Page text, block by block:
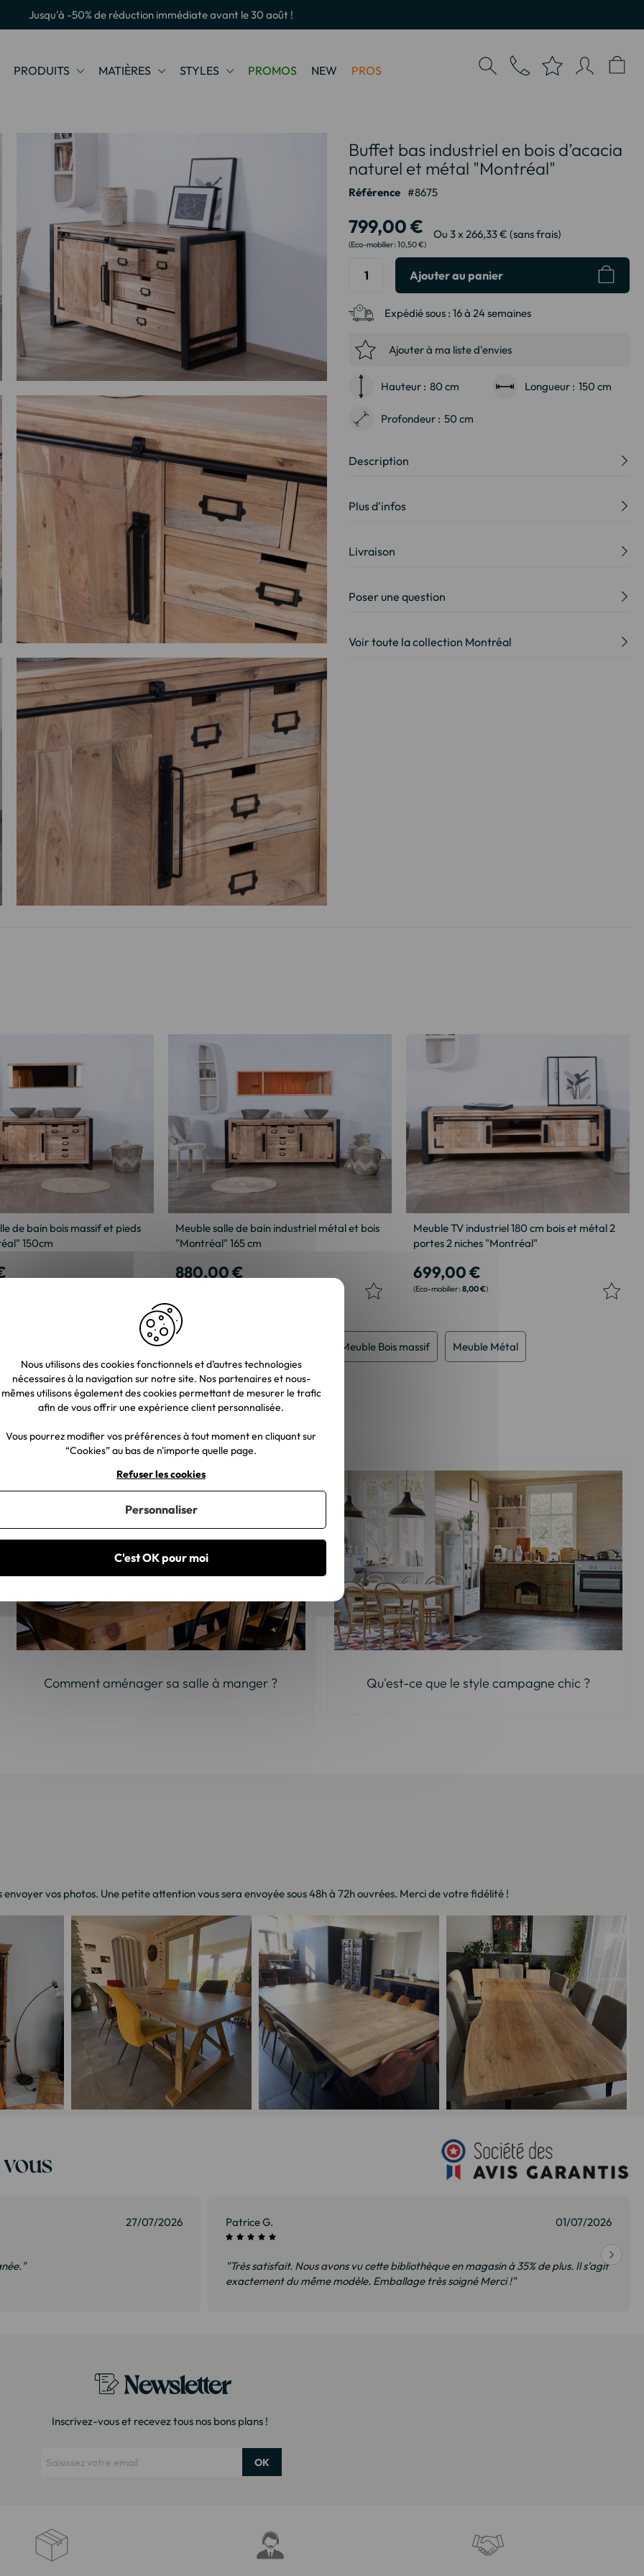
Jusqu'à -50% de réduction immédiate avant le 30 août !
PRODUITS MATIÈRES STYLES PROMOS NEW PROS
Buffet bas industriel en bois d’acacia
naturel et métal "Montréal"
Référence 8675
799,00 €
10,50 €
Ou 3 x 266,33 € (sans frais)
Ajouter au panier
Expédié sous : 16 à 24 semaines
Ajouter à ma liste d'envies
Hauteur : 80 cm Longueur : 150 cm
Profondeur : 50 cm
Description
Plus d'infos
Livraison
Poser une question
Voir toute la collection Montréal
de bain bois massif et pieds
150cm
Meuble salle de bain industriel métal et bois
"Montréal" 165 cm
880,00 €
Meuble TV industriel 180 cm bois et métal 2
portes 2 niches "Montréal"
699,00 €
8,00 €
Buffet salle à manger Meuble Bois massif Meuble Métal
à manger Meuble industriel
Comment aménager sa salle à manger ? Qu'est-ce que le style campagne chic ?
envoyer vos photos. Une petite attention vous sera envoyée sous 48h à 72h ouvrées. Merci de votre fidélité !
01/07/2026
en magasin à 35% de plus. Il s’agit
Isabelle G. 27/07/2026
"Bonne réception, livraison convenable, meubles de qualité, nous sommes ravis et
surtout pas déçus. Je recommanderai sans hésiter"
Newsletter
Inscrivez-vous et recevez tous nos bons plans !
OK
Nous utilisons des cookies fonctionnels et d’autres technologies
nécessaires à la navigation sur notre site. Nos partenaires et nous-
mêmes utilisons également des cookies permettant de mesurer le trafic
afin de vous offrir une expérience client personnalisée.
Vous pourrez modifier vos préférences à tout moment en cliquant sur
“Cookies” au bas de n'importe quelle page.
C'est OK pour moi
Refuser les cookies
Personnaliser